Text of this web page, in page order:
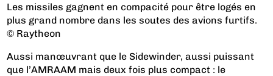
Les missiles gagnent en compacité pour être logés en
plus grand nombre dans les soutes des avions furtifs.
© Raytheon
Aussi manœuvrant que le Sidewinder, aussi puissant
que l’AMRAAM mais deux fois plus compact : le